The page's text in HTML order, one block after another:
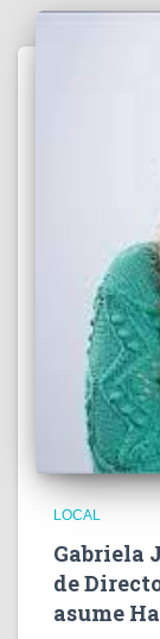
LOCAL
Gabriela
de
asume